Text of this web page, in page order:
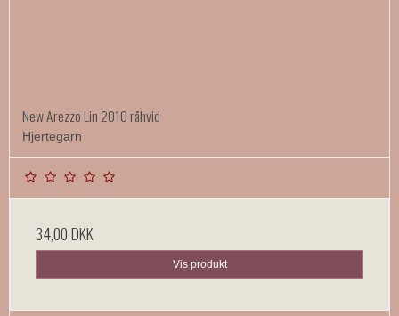
New Arezzo Lin 2010 råhvid
Hjertegarn
34,00 DKK
Vis produkt